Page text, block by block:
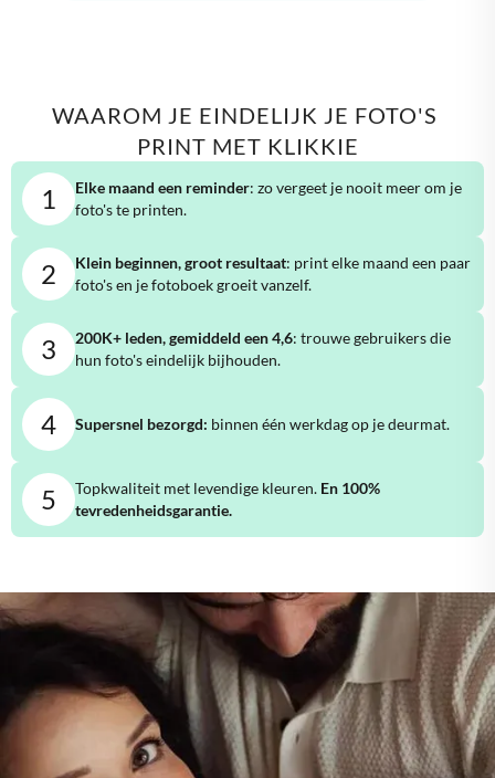
WAAROM JE EINDELIJK JE FOTO'S
PRINT MET KLIKKIE
1 Elke maand een reminder: zo vergeet je nooit meer om je
foto's te printen.
2 Klein beginnen, groot resultaat: print elke maand een paar
foto's en je fotoboek groeit vanzelf.
3 200K+ leden, gemiddeld een 4,6: trouwe gebruikers die
hun foto's eindelijk bijhouden.
4 Supersnel bezorgd: binnen één werkdag op je deurmat.
5 Topkwaliteit met levendige kleuren. En 100%
tevredenheidsgarantie.